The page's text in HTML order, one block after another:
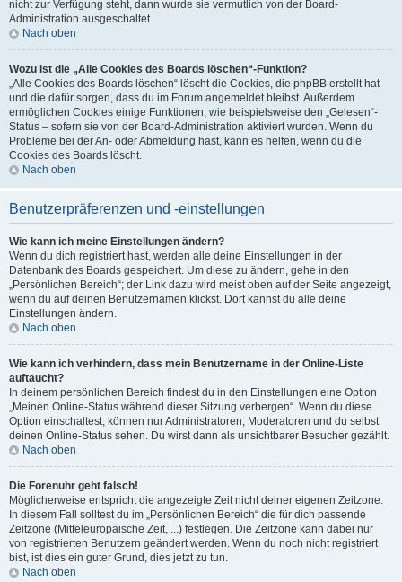
nicht zur Verfügung steht, dann wurde sie vermutlich von der Board-
Administration ausgeschaltet.
Nach oben
Wozu ist die „Alle Cookies des Boards löschen“-Funktion?
„Alle Cookies des Boards löschen“ löscht die Cookies, die phpBB erstellt hat
und die dafür sorgen, dass du im Forum angemeldet bleibst. Außerdem
ermöglichen Cookies einige Funktionen, wie beispielsweise den „Gelesen“-
Status – sofern sie von der Board-Administration aktiviert wurden. Wenn du
Probleme bei der An- oder Abmeldung hast, kann es helfen, wenn du die
Cookies des Boards löscht.
Nach oben
Benutzerpräferenzen und -einstellungen
Wie kann ich meine Einstellungen ändern?
Wenn du dich registriert hast, werden alle deine Einstellungen in der
Datenbank des Boards gespeichert. Um diese zu ändern, gehe in den
„Persönlichen Bereich“; der Link dazu wird meist oben auf der Seite angezeigt,
wenn du auf deinen Benutzernamen klickst. Dort kannst du alle deine
Einstellungen ändern.
Nach oben
Wie kann ich verhindern, dass mein Benutzername in der Online-Liste
auftaucht?
In deinem persönlichen Bereich findest du in den Einstellungen eine Option
„Meinen Online-Status während dieser Sitzung verbergen“. Wenn du diese
Option einschaltest, können nur Administratoren, Moderatoren und du selbst
deinen Online-Status sehen. Du wirst dann als unsichtbarer Besucher gezählt.
Nach oben
Die Forenuhr geht falsch!
Möglicherweise entspricht die angezeigte Zeit nicht deiner eigenen Zeitzone.
In diesem Fall solltest du im „Persönlichen Bereich“ die für dich passende
Zeitzone (Mitteleuropäische Zeit, ...) festlegen. Die Zeitzone kann dabei nur
von registrierten Benutzern geändert werden. Wenn du noch nicht registriert
bist, ist dies ein guter Grund, dies jetzt zu tun.
Nach oben